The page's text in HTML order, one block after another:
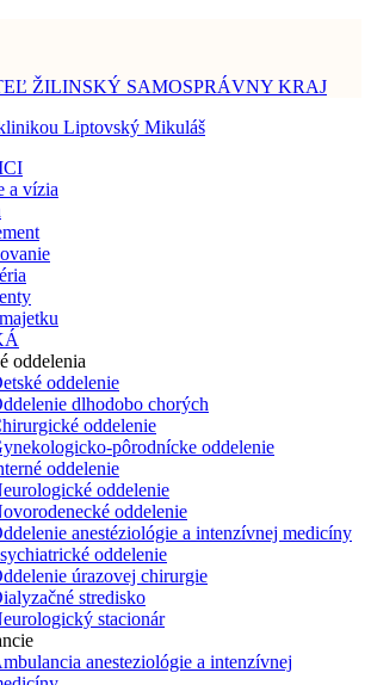
ŽILINSKÝ SAMOSPRÁVNY KRAJ
a vízia
oddelenia
oddelenie
dlhodobo chorých
oddelenie
pôrodnícke oddelenie
oddelenie
oddelenie
oddelenie
anestéziológie a intenzívnej medicíny
oddelenie
úrazovej chirurgie
stredisko
stacionár
anesteziológie a intenzívnej